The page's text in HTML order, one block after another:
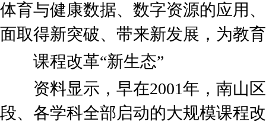
体育与健康数据、数字资源的应用
面取得新突破、带来新发展，为教
课程改革“新生态”
资料显示，早在2001年，南山区
段、各学科全部启动的大规模课程